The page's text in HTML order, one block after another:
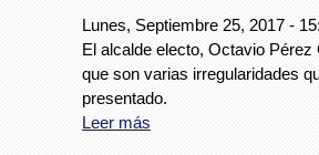
Lunes, Septiembre 25, 2017 -
El alcalde electo, Octavio Pérez
que son varias irregularidades
presentado.
Leer más